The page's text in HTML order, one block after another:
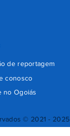
© 2021 - 2025
de reportagem
conosco
no Ogoiás